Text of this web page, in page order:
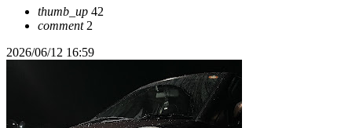
thumb_up 42
comment2
2026/06/12 16:59